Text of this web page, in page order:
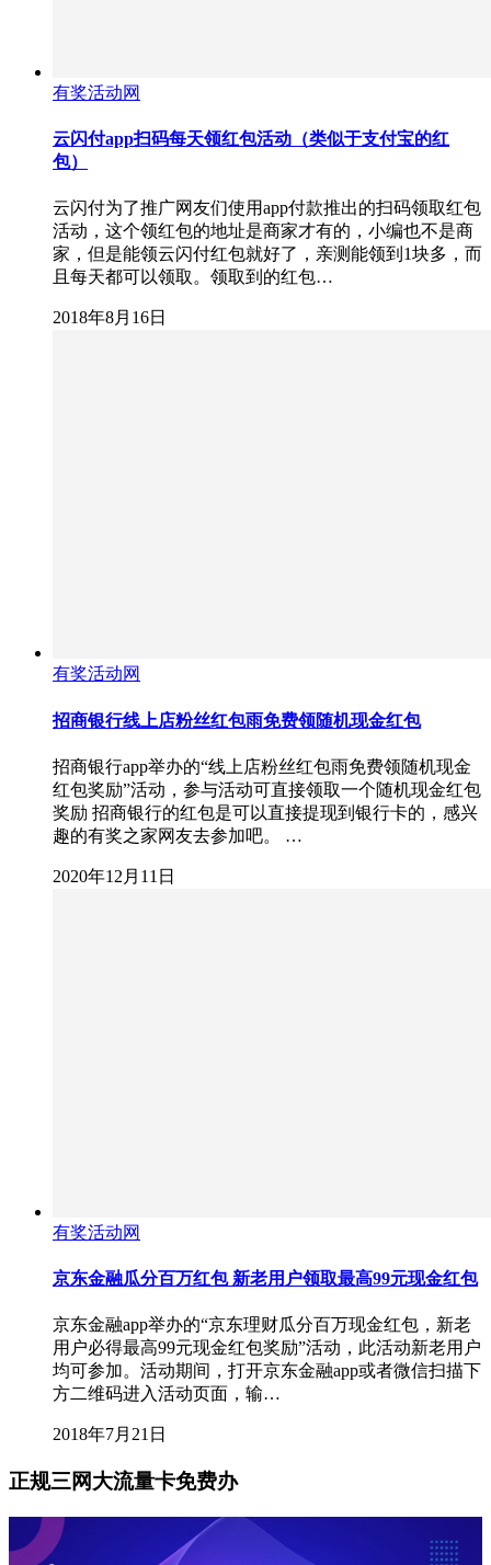
有奖活动网
云闪付app扫码每天领红包活动（类似于支付宝的红
包）
云闪付为了推广网友们使用app付款推出的扫码领取红包
活动，这个领红包的地址是商家才有的，小编也不是商
家，但是能领云闪付红包就好了，亲测能领到1块多，而
且每天都可以领取。领取到的红包…
2018年8月16日
有奖活动网
招商银行线上店粉丝红包雨免费领随机现金红包
招商银行app举办的“线上店粉丝红包雨免费领随机现金
红包奖励”活动，参与活动可直接领取一个随机现金红包
奖励 招商银行的红包是可以直接提现到银行卡的，感兴
趣的有奖之家网友去参加吧。 …
2020年12月11日
有奖活动网
京东金融瓜分百万红包 新老用户领取最高99元现金红包
京东金融app举办的“京东理财瓜分百万现金红包，新老
用户必得最高99元现金红包奖励”活动，此活动新老用户
均可参加。活动期间，打开京东金融app或者微信扫描下
方二维码进入活动页面，输…
2018年7月21日
正规三网大流量卡免费办